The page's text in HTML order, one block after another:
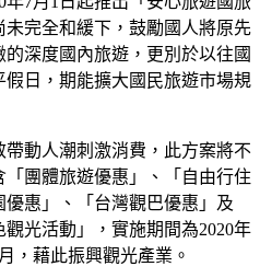
完全和緩下，鼓勵國人將原先
深度國內旅遊，更別於以往國
日，期能擴大國民旅遊市場規
動人潮刺激消費，此方案將不
團體旅遊優惠」、「自由行住
惠」、「台灣觀巴優惠」及
觀光活動」，實施期間為2020年
，藉此振興觀光產業。